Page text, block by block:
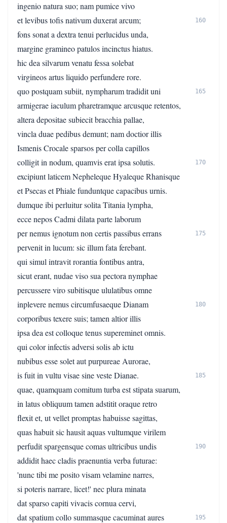
ingenio natura suo; nam pumice vivo
et levibus tofis nativum duxerat arcum;
160
fons sonat a dextra tenui perlucidus unda,
margine gramineo patulos incinctus hiatus.
hic dea silvarum venatu fessa solebat
virgineos artus liquido perfundere rore.
quo postquam subiit, nympharum tradidit uni
165
armigerae iaculum pharetramque arcusque retentos,
altera depositae subiecit bracchia pallae,
vincla duae pedibus demunt; nam doctior illis
Ismenis Crocale sparsos per colla capillos
colligit in nodum, quamvis erat ipsa solutis.
170
excipiunt laticem Nepheleque Hyaleque Rhanisque
et Psecas et Phiale funduntque capacibus urnis.
dumque ibi perluitur solita Titania lympha,
ecce nepos Cadmi dilata parte laborum
per nemus ignotum non certis passibus errans
175
pervenit in lucum: sic illum fata ferebant.
qui simul intravit rorantia fontibus antra,
sicut erant, nudae viso sua pectora nymphae
percussere viro subitisque ululatibus omne
inplevere nemus circumfusaeque Dianam
180
corporibus texere suis; tamen altior illis
ipsa dea est colloque tenus supereminet omnis.
qui color infectis adversi solis ab ictu
nubibus esse solet aut purpureae Aurorae,
is fuit in vultu visae sine veste Dianae.
185
quae, quamquam comitum turba est stipata suarum,
in latus obliquum tamen adstitit oraque retro
flexit et, ut vellet promptas habuisse sagittas,
quas habuit sic hausit aquas vultumque virilem
perfudit spargensque comas ultricibus undis
190
addidit haec cladis praenuntia verba futurae:
'nunc tibi me posito visam velamine narres,
si poteris narrare, licet!' nec plura minata
dat sparso capiti vivacis cornua cervi,
dat spatium collo summasque cacuminat aures
195